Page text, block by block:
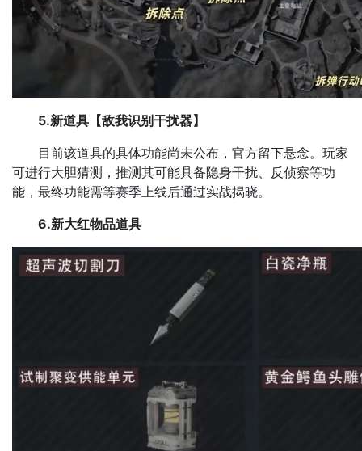
5.新道具【敌我识别干扰器】​
目前该道具的具体功能尚未公布，官方留下悬念。玩家
可进行大胆猜测，推测其可能具备隐身干扰、反侦察等功
能，最终功能需等赛季上线后通过实战揭晓。​
6.新大红​物品道具